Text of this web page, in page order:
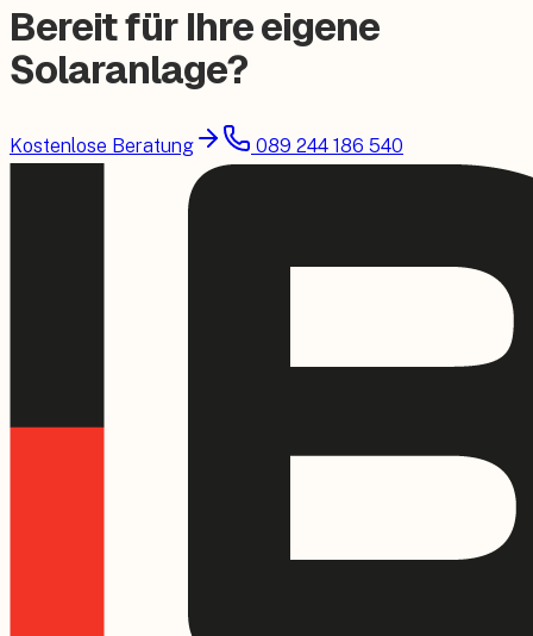
Bereit für Ihre eigene
Solaranlage?
Kostenlose Beratung 089 244 186 540